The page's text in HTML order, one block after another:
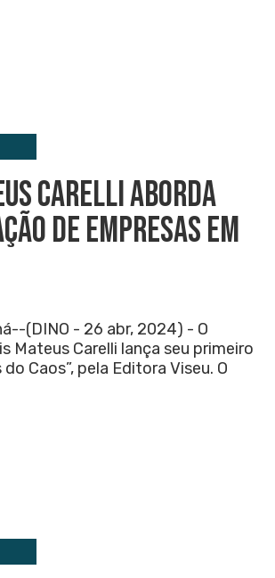
CARELLI ABORDA
DE EMPRESAS EM
(DINO - 26 abr, 2024) - O
Mateus Carelli lança seu primeiro
Caos”, pela Editora Viseu. O